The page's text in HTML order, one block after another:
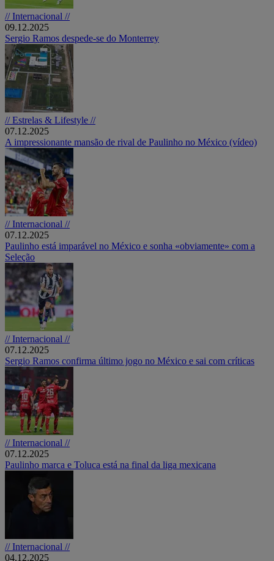
// Internacional //
09.12.2025
Sergio Ramos despede-se do Monterrey
// Estrelas & Lifestyle //
07.12.2025
A impressionante mansão de rival de Paulinho no México (vídeo)
// Internacional //
07.12.2025
Paulinho está imparável no México e sonha «obviamente» com a
Seleção
// Internacional //
07.12.2025
Sergio Ramos confirma último jogo no México e sai com críticas
// Internacional //
07.12.2025
Paulinho marca e Toluca está na final da liga mexicana
// Internacional //
04.12.2025